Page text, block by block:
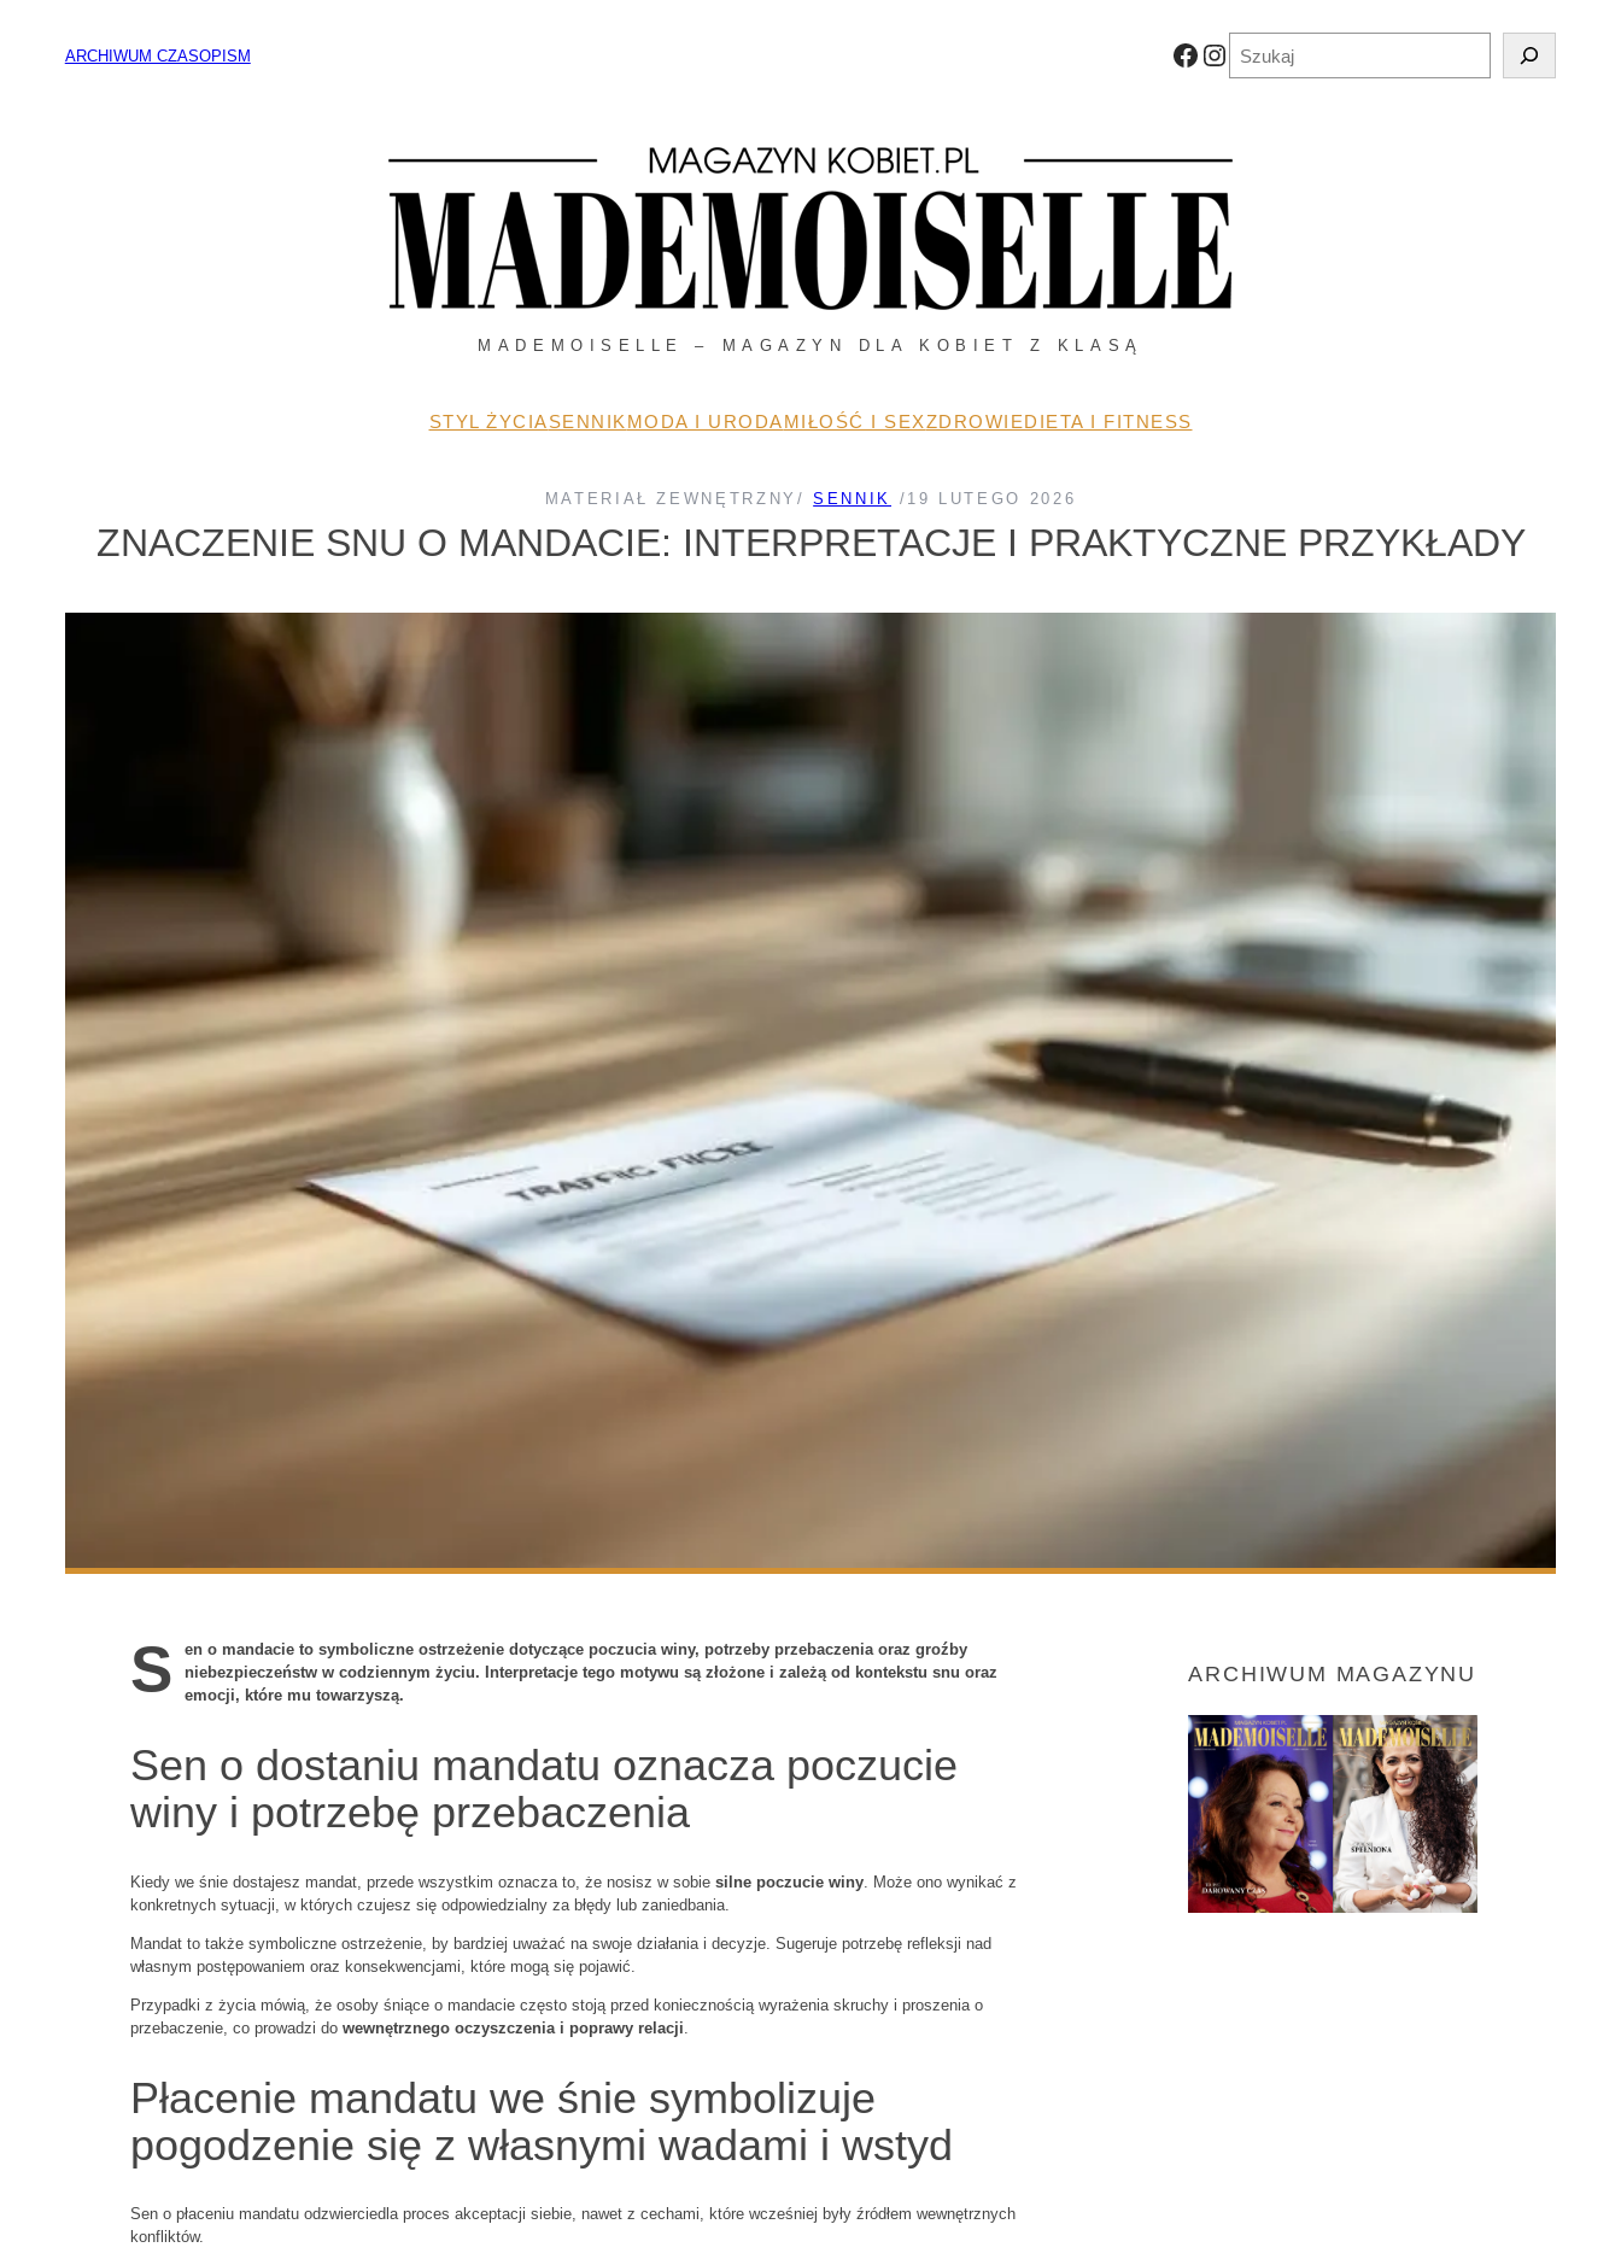
ARCHIWUM CZASOPISM Facebook
Instagram
MADEMOISELLE – MAGAZYN DLA KOBIET Z KLASĄ
STYL ŻYCIASENNIK MODA I URODAMIŁOŚĆ I SEXZDROWIEDIETA I FITNESS
MATERIAŁ ZEWNĘTRZNY /SENNIK / 19 LUTEGO 2026
ZNACZENIE SNU O MANDACIE: INTERPRETACJE I PRAKTYCZNE PRZYKŁADY
S
en o mandacie to symboliczne ostrzeżenie dotyczące poczucia winy, potrzeby przebaczenia oraz groźby
niebezpieczeństw w codziennym życiu. Interpretacje tego motywu są złożone i zależą od kontekstu snu oraz
emocji, które mu towarzyszą.
Sen o dostaniu mandatu oznacza poczucie
winy i potrzebę przebaczenia
Kiedy we śnie dostajesz mandat, przede wszystkim oznacza to, że nosisz w sobie silne poczucie winy. Może ono wynikać z
konkretnych sytuacji, w których czujesz się odpowiedzialny za błędy lub zaniedbania.
Mandat to także symboliczne ostrzeżenie, by bardziej uważać na swoje działania i decyzje. Sugeruje potrzebę refleksji nad
własnym postępowaniem oraz konsekwencjami, które mogą się pojawić.
Przypadki z życia mówią, że osoby śniące o mandacie często stoją przed koniecznością wyrażenia skruchy i proszenia o
przebaczenie, co prowadzi do wewnętrznego oczyszczenia i poprawy relacji
Płacenie mandatu we śnie symbolizuje
pogodzenie się z własnymi wadami i wstyd
Sen o płaceniu mandatu odzwierciedla proces akceptacji siebie, nawet z cechami, które wcześniej były źródłem wewnętrznych
konfliktów.
ARCHIWUM MAGAZYNU